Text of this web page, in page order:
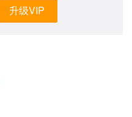
升级VIP